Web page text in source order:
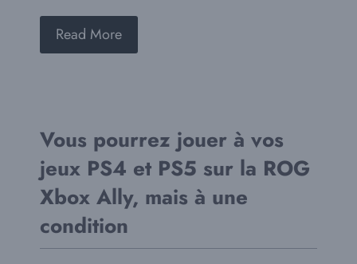
Read More
Vous pourrez jouer à vos
jeux PS4 et PS5 sur la ROG
Xbox Ally, mais à une
condition